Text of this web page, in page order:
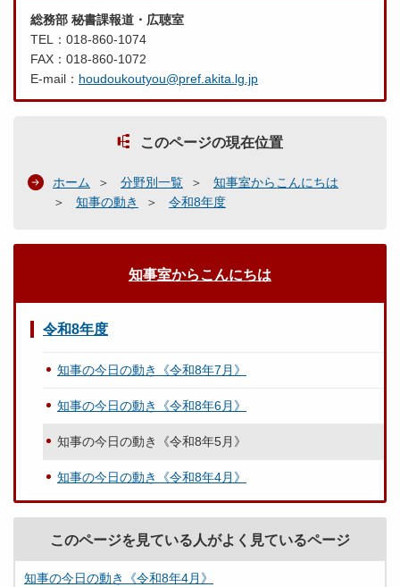
総務部 秘書課報道・広聴室
TEL：018-860-1074
FAX：018-860-1072
E-mail： houdoukoutyou@pref.akita.lg.jp
このページの現在位置
ホーム 分野別一覧
知事室からこんにちは
知事の動き
令和8年度
知事室からこんにちは
令和8年度
知事の今日の動き《令和8年7月》
知事の今日の動き《令和8年6月》
知事の今日の動き《令和8年5月》
知事の今日の動き《令和8年4月》
このページを見ている人がよく見ているページ
知事の今日の動き《令和8年4月》